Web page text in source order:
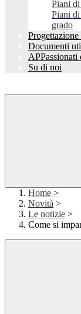
Piani
Piani
grado
Documenti
APPassionati
Su di noi
Home >
Novità >
Le notizie >
Come si